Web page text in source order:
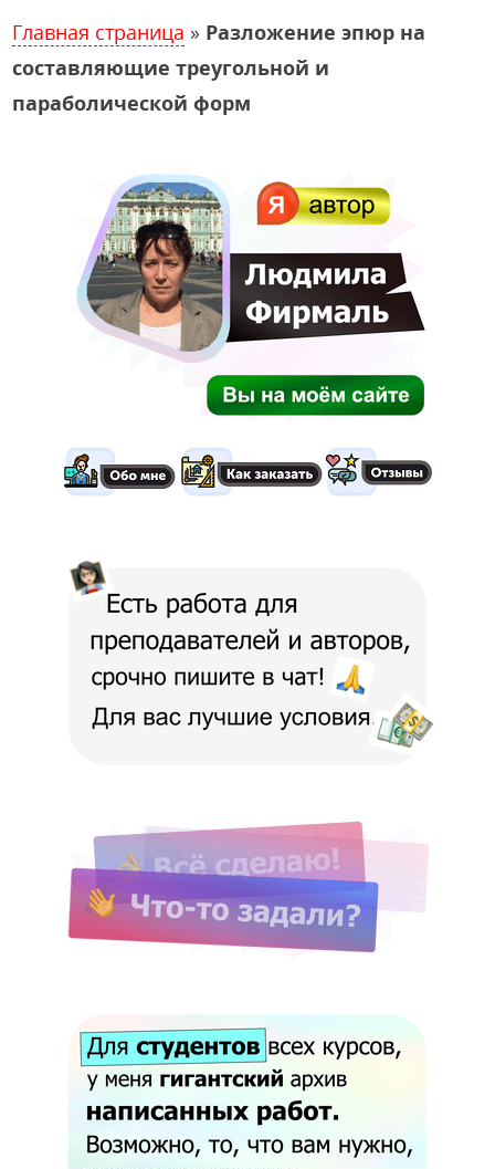
Главная страница » Разложение эпюр на
составляющие треугольной и
параболической форм